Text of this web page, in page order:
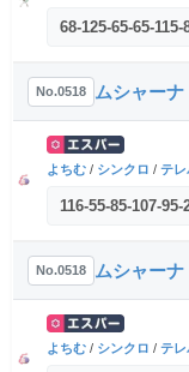
68-125-65-65-115-
No.0518 ムシャーナ
よちむ / シンクロ / テレ
116-55-85-107-95-
No.0518 ムシャーナ
よちむ / シンクロ / テレ